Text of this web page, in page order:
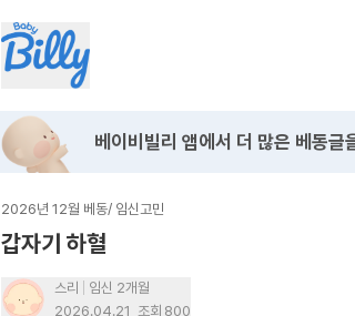
베이비빌리 앱에서 더 많은 베동글
2026년 12월 베동/ 임신고민
갑자기 하혈
스리
임신 2개월
2026.04.21 조회 800